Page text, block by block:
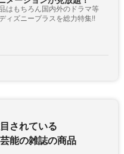
はもちろん国内外のドラマ等
ィズニープラスを総力特集!!
されている
能の雑誌の商品